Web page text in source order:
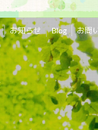
お知らせ Blog お問